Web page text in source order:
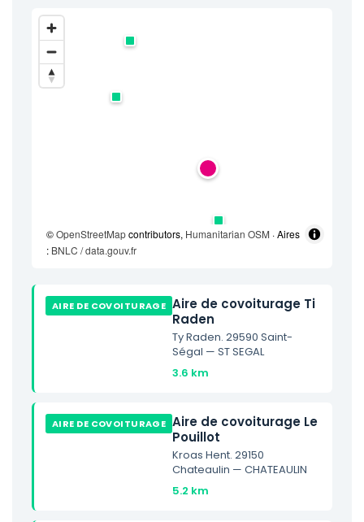
©OpenStreetMapcontributors, Humanitarian OSM · Aires
: BNLC / data.gouv.fr
AIRE DE COVOITURAGE Aire de covoiturage Ti
Raden
Ty Raden. 29590 Saint-
Ségal — ST SEGAL
3.6 km
AIRE DE COVOITURAGE Aire de covoiturage Le
Pouillot
Kroas Hent. 29150
Chateaulin — CHATEAULIN
5.2 km